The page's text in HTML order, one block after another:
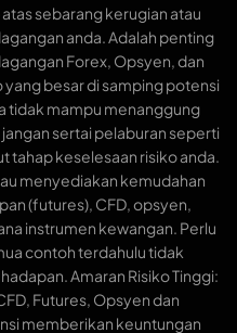
sebarang kerugian atau
anda. Adalah penting
Forex, Opsyen, dan
besar di samping potensi
tidak mampu menanggung
sertai pelaburan seperti
tahap keselesaan risiko anda.
menyediakan kemudahan
(futures), CFD, opsyen,
instrumen kewangan. Perlu
contoh terdahulu tidak
Amaran Risiko Tinggi:
Futures, Opsyen dan
memberikan keuntungan